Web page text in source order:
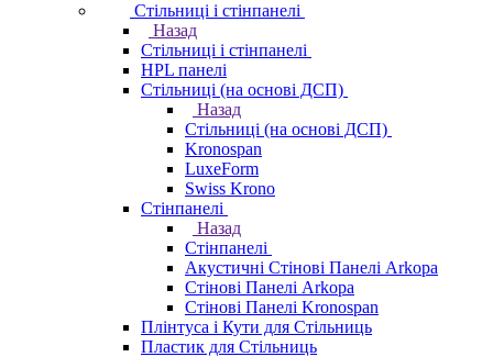
Стільниці і стінпанелі
Назад
Стільниці і стінпанелі
HPL панелі
Стільниці (на основі ДСП)
Назад
Стільниці (на основі ДСП)
Kronospan
LuxeForm
Swiss Krono
Стінпанелі
Назад
Стінпанелі
Акустичні Стінові Панелі Аrkopa
Стінові Панелі Arkopa
Стінові Панелі Kronospan
Плінтуса і Кути для Стільниць
Пластик для Стільниць